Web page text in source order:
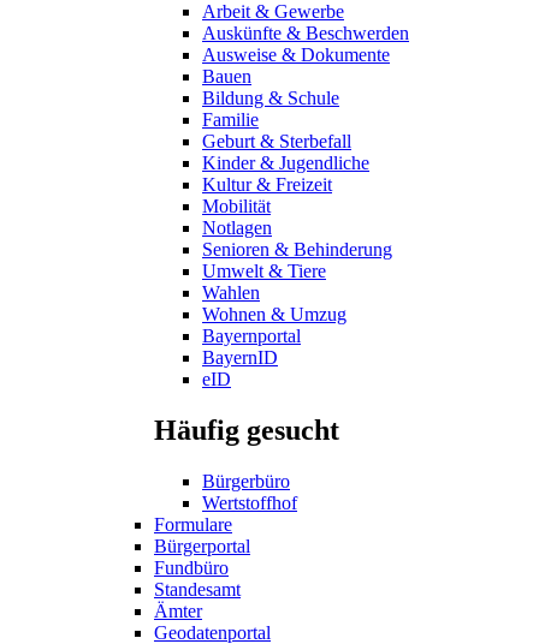
Arbeit & Gewerbe
Auskünfte & Beschwerden
Ausweise & Dokumente
Bauen
Bildung & Schule
Familie
Geburt & Sterbefall
Kinder & Jugendliche
Kultur & Freizeit
Mobilität
Notlagen
Senioren & Behinderung
Umwelt & Tiere
Wahlen
Wohnen & Umzug
Bayernportal
BayernID
eID
Häufig gesucht
Bürgerbüro
Wertstoffhof
Formulare
Bürgerportal
Fundbüro
Standesamt
Ämter
Geodatenportal